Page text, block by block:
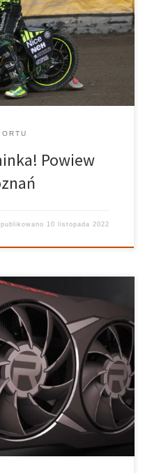
którzy będą
w nadchodzącym sezonie
jeszcze zanim trafił do
Powiew
10 listopada 2022
z nowszego złącza
AMD RDNA 3 nadchodzi! W
AMD Radeon,
tygodniu, dowiadujemy